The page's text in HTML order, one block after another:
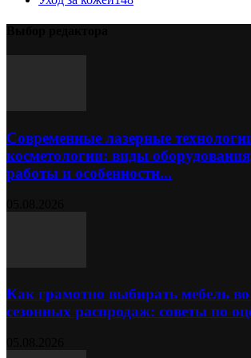
Современные лазерные
косметологии: виды
работы и особенности...
Как грамотно выбирать мебель
сезонных распродаж: советы по